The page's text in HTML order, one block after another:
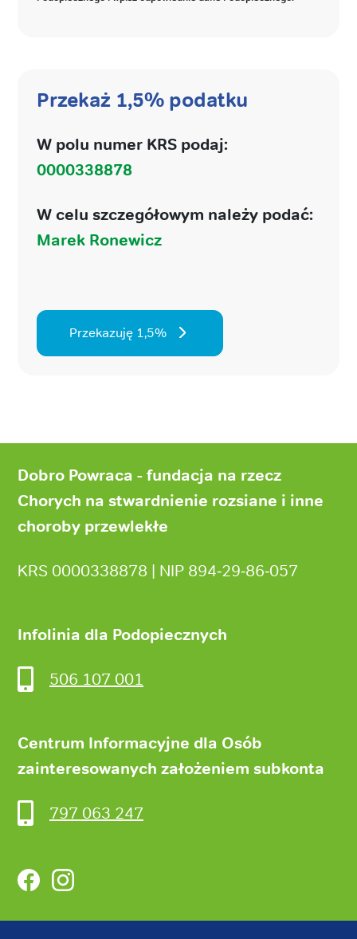
Przekaż 1,5% podatku
W polu numer KRS podaj:
0000338878
W celu szczegółowym należy podać:
Marek Ronewicz
Przekazuję 1,5%
stronyDobro Powraca - fundacja na rzecz
Chorych na stwardnienie rozsiane i inne
choroby przewlekłe
KRS 0000338878 | NIP 894‑29‑86‑057
Infolinia dla Podopiecznych
506 107 001
Centrum Informacyjne dla Osób
zainteresowanych założeniem subkonta
797 063 247
FacebookInstagram